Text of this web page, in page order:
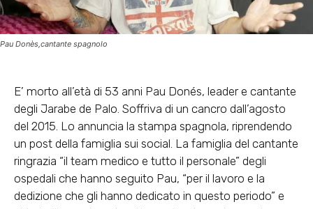
Pau Donès,cantante spagnolo
E’ morto all’età di 53 anni Pau Donés, leader e cantante
degli Jarabe de Palo. Soffriva di un cancro dall’agosto
del 2015. Lo annuncia la stampa spagnola, riprendendo
un post della famiglia sui social. La famiglia del cantante
ringrazia “il team medico e tutto il personale” degli
ospedali che hanno seguito Pau, “per il lavoro e la
dedizione che gli hanno dedicato in questo periodo” e